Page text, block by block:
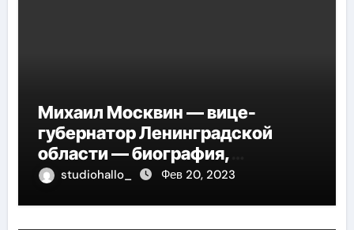
Михаил Москвин — вице-
губернатор Ленинградской
области — биография,
достижения и вклад в развитие
studiohallo_ Фев 20, 2023